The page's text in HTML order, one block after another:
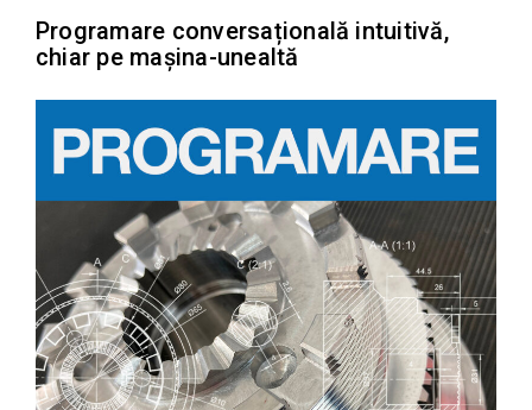
Programare conversațională intuitivă,
chiar pe mașina-unealtă